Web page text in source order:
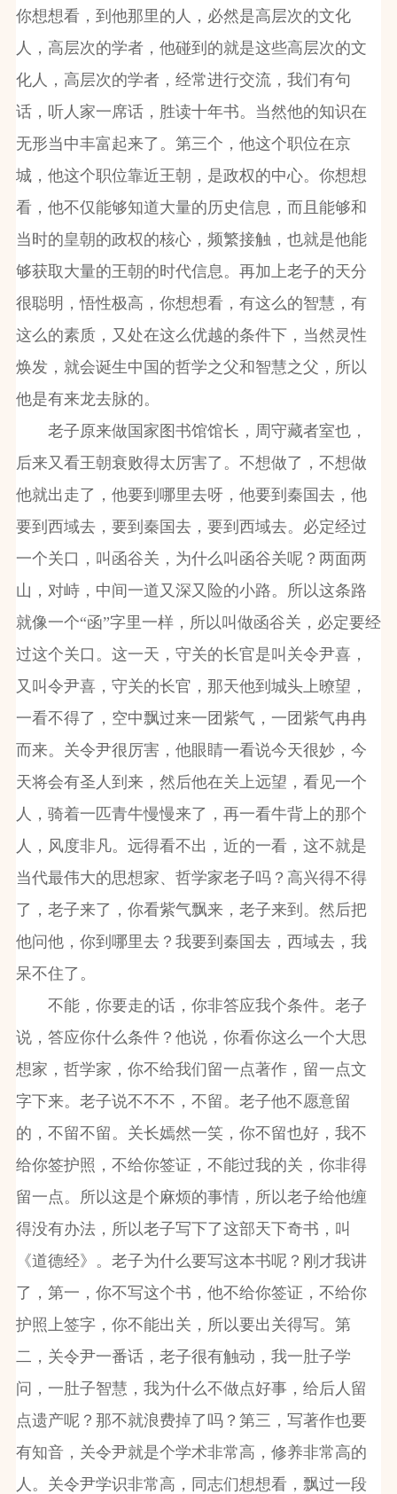
你想想看，到他那里的人，必然是高层次的文化
人，高层次的学者，他碰到的就是这些高层次的文
化人，高层次的学者，经常进行交流，我们有句
话，听人家一席话，胜读十年书。当然他的知识在
无形当中丰富起来了。第三个，他这个职位在京
城，他这个职位靠近王朝，是政权的中心。你想想
看，他不仅能够知道大量的历史信息，而且能够和
当时的皇朝的政权的核心，频繁接触，也就是他能
够获取大量的王朝的时代信息。再加上老子的天分
很聪明，悟性极高，你想想看，有这么的智慧，有
这么的素质，又处在这么优越的条件下，当然灵性
焕发，就会诞生中国的哲学之父和智慧之父，所以
他是有来龙去脉的。
老子原来做国家图书馆馆长，周守藏者室也，
后来又看王朝衰败得太厉害了。不想做了，不想做
他就出走了，他要到哪里去呀，他要到秦国去，他
要到西域去，要到秦国去，要到西域去。必定经过
一个关口，叫函谷关，为什么叫函谷关呢？两面两
山，对峙，中间一道又深又险的小路。所以这条路
就像一个“函”字里一样，所以叫做函谷关，必定要经
过这个关口。这一天，守关的长官是叫关令尹喜，
又叫令尹喜，守关的长官，那天他到城头上暸望，
一看不得了，空中飘过来一团紫气，一团紫气冉冉
而来。关令尹很厉害，他眼睛一看说今天很妙，今
天将会有圣人到来，然后他在关上远望，看见一个
人，骑着一匹青牛慢慢来了，再一看牛背上的那个
人，风度非凡。远得看不出，近的一看，这不就是
当代最伟大的思想家、哲学家老子吗？高兴得不得
了，老子来了，你看紫气飘来，老子来到。然后把
他问他，你到哪里去？我要到秦国去，西域去，我
呆不住了。
不能，你要走的话，你非答应我个条件。老子
说，答应你什么条件？他说，你看你这么一个大思
想家，哲学家，你不给我们留一点著作，留一点文
字下来。老子说不不不，不留。老子他不愿意留
的，不留不留。关长嫣然一笑，你不留也好，我不
给你签护照，不给你签证，不能过我的关，你非得
留一点。所以这是个麻烦的事情，所以老子给他缠
得没有办法，所以老子写下了这部天下奇书，叫
《道德经》。老子为什么要写这本书呢？刚才我讲
了，第一，你不写这个书，他不给你签证，不给你
护照上签字，你不能出关，所以要出关得写。第
二，关令尹一番话，老子很有触动，我一肚子学
问，一肚子智慧，我为什么不做点好事，给后人留
点遗产呢？那不就浪费掉了吗？第三，写著作也要
有知音，关令尹就是个学术非常高，修养非常高的
人。关令尹学识非常高，同志们想想看，飘过一段